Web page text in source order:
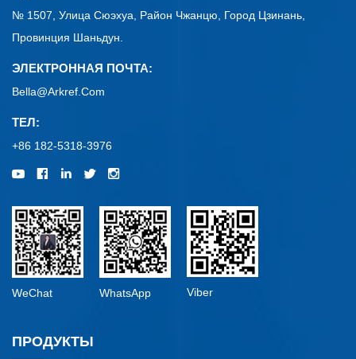
№ 1507, Улица Сюэхуа, Район Чжанцю, Город Цзинань,
Провинция Шаньдун.
ЭЛЕКТРОННАЯ ПОЧТА:
Bella@arkref.com
ТЕЛ:
+86 182-5318-3976
WeChat WhatsApp Viber
ПРОДУКТЫ